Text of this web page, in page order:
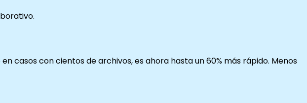
casos con cientos de archivos, es ahora hasta un 60% más rápido. Menos